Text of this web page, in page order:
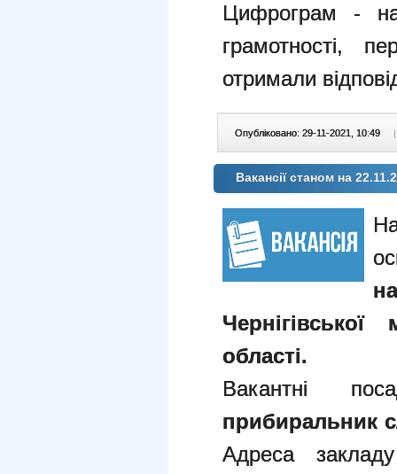
Цифрограм -
грамотності,
отримали
Опубліковано: 29-11-2021, 10:49 |
Вакансії станом на
Чернігівської
області.
Вакантні
прибиральник
Адреса